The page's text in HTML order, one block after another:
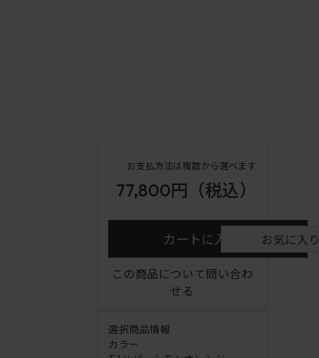
お支払方法は複数から選べます
77,800円 （税込）
カートに入れる お気に入
この商品について問い合わ
せる
選択商品情報
カラー